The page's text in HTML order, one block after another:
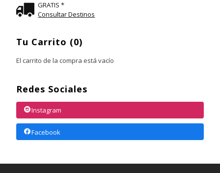
GRATIS *
Consultar Destinos
Tu Carrito (0)
El carrito de la compra está vacío
Redes Sociales
Instagram
Facebook